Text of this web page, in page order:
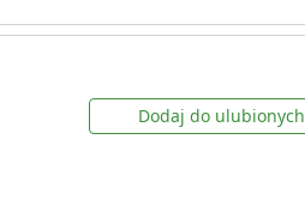
Dodaj do ulubionych